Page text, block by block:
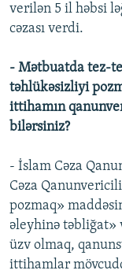
verilən 5 il həbsi
cəzası verdi.
- Mətbuatda tez-
təhlükəsizliyi
ittihamın
bilərsiniz?
- İslam Cəza
Cəza
pozmaq»
əleyhinə təbliğat»
üzv olmaq,
ittihamlar